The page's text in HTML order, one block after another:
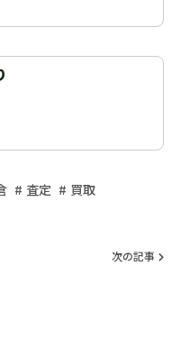
査定 買取
次の記事